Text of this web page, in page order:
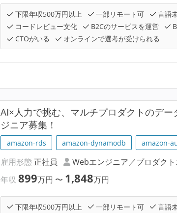
下限年収500万円以上 一部リモート可 言語
コードレビュー文化
B2Cのサービスを運営
CTOがいる
オンラインで選考が受けられる
AI×人力で挑む、マルチプロダクトのデ
ジニア募集！
amazon-rds amazon-dynamodb amazon-
雇用形態 正社員 Webエンジニア／プロダク
年収899万円 〜 1,848万円
下限年収500万円以上 一部リモート可 言語